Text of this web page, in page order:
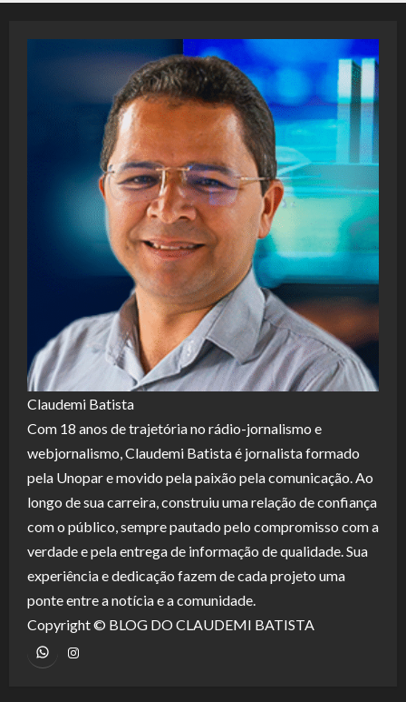
Claudemi Batista
Com 18 anos de trajetória no rádio-jornalismo e
webjornalismo, Claudemi Batista é jornalista formado
pela Unopar e movido pela paixão pela comunicação. Ao
longo de sua carreira, construiu uma relação de confiança
com o público, sempre pautado pelo compromisso com a
verdade e pela entrega de informação de qualidade. Sua
experiência e dedicação fazem de cada projeto uma
ponte entre a notícia e a comunidade.
Copyright © BLOG DO CLAUDEMI BATISTA
WhatsApp Instagram